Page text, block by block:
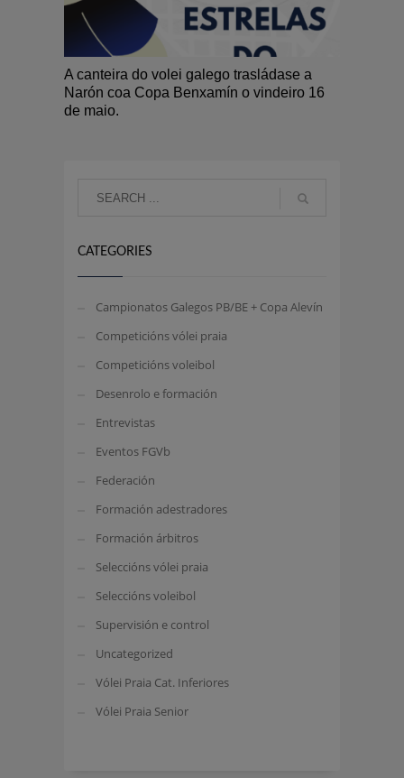
A canteira do volei galego trasládase a
Narón coa Copa Benxamín o vindeiro 16
de maio.
CATEGORIES
Campionatos Galegos PB/BE + Copa Alevín
Competicións vólei praia
Competicións voleibol
Desenrolo e formación
Entrevistas
Eventos FGVb
Federación
Formación adestradores
Formación árbitros
Seleccións vólei praia
Seleccións voleibol
Supervisión e control
Uncategorized
Vólei Praia Cat. Inferiores
Vólei Praia Senior